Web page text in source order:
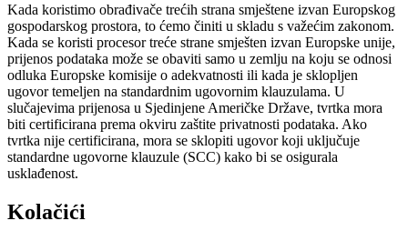
Kada koristimo obrađivače trećih strana smještene izvan Europskog
gospodarskog prostora, to ćemo činiti u skladu s važećim zakonom.
Kada se koristi procesor treće strane smješten izvan Europske unije,
prijenos podataka može se obaviti samo u zemlju na koju se odnosi
odluka Europske komisije o adekvatnosti ili kada je sklopljen
ugovor temeljen na standardnim ugovornim klauzulama. U
slučajevima prijenosa u Sjedinjene Američke Države, tvrtka mora
biti certificirana prema okviru zaštite privatnosti podataka. Ako
tvrtka nije certificirana, mora se sklopiti ugovor koji uključuje
standardne ugovorne klauzule (SCC) kako bi se osigurala
usklađenost.
Kolačići